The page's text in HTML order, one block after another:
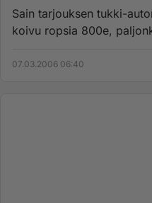
Sain tarjouksen tukki-
koivu ropsia 800e,
07.03.2006 06:40